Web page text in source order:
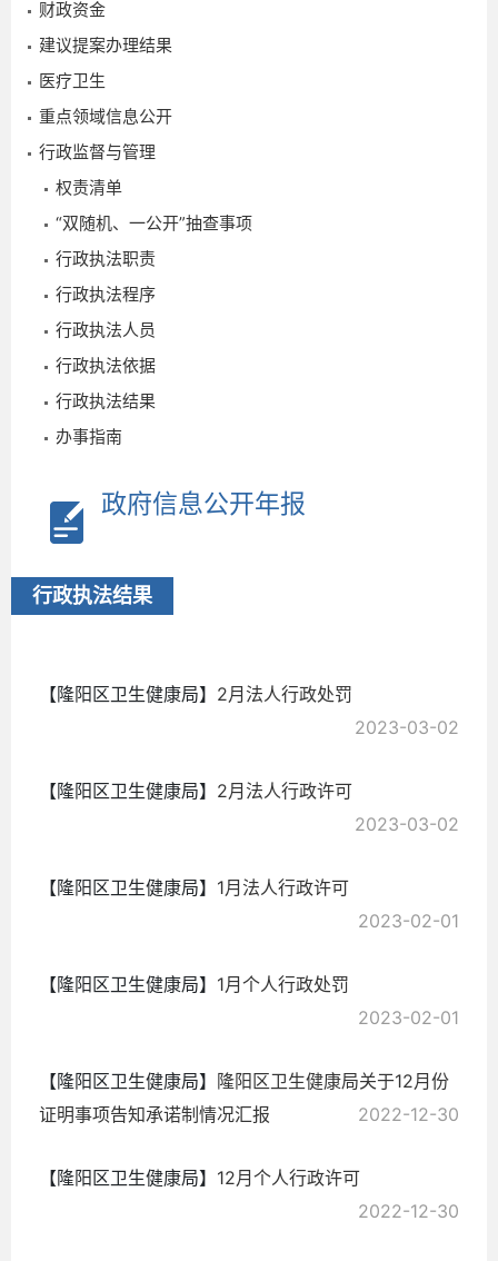
财政资金
建议提案办理结果
医疗卫生
重点领域信息公开
行政监督与管理
权责清单
“双随机、一公开”抽查事项
行政执法职责
行政执法程序
行政执法人员
行政执法依据
行政执法结果
办事指南
政府信息公开年报
行政执法结果
【隆阳区卫生健康局】 2月法人行政处罚
2023-03-02
【隆阳区卫生健康局】 2月法人行政许可
2023-03-02
【隆阳区卫生健康局】 1月法人行政许可
2023-02-01
【隆阳区卫生健康局】 1月个人行政处罚
2023-02-01
【隆阳区卫生健康局】 隆阳区卫生健康局关于12月份
证明事项告知承诺制情况汇报
2022-12-30
【隆阳区卫生健康局】 12月个人行政许可
2022-12-30